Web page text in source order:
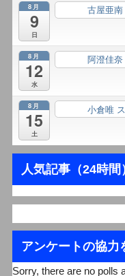
8月
9
日
古屋亜
8月
12
水
阿澄佳
8月
15
土
小倉唯
人気記事（24時間
アンケートの協力
Sorry, there are no polls